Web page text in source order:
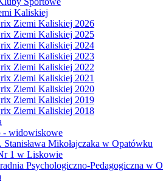
Kaliskiej
Ziemi Kaliskiej 2026
Ziemi Kaliskiej 2025
Ziemi Kaliskiej 2024
Ziemi Kaliskiej 2023
Ziemi Kaliskiej 2022
Ziemi Kaliskiej 2021
Ziemi Kaliskiej 2020
Ziemi Kaliskiej 2019
Ziemi Kaliskiej 2018
- widowiskowe
Stanisława Mikołajczaka w Opatówku
1 w Liskowie
Psychologiczno-Pedagogiczna w